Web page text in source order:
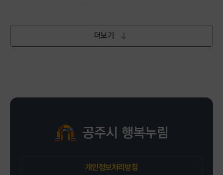
(토,일) 오전 9시~오후 6시
무료
포포아트앤플레이(26~36개월)
2026-09-13 ~ 2026-12-13
더보기
개인정보처리방침